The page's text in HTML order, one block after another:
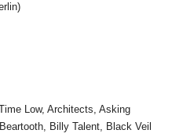
Low, Architects, Asking
Billy Talent, Black Veil